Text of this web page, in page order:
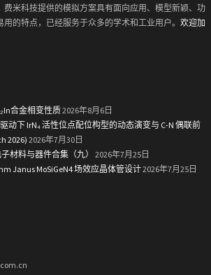
费米科技提供的模拟方案具有面向应用、模型新颖、功
的特点，已经服务于众多的学术和工业用户。 欢迎加
合金相变性质2026年8月6日
动下 IrN₄ 活性位点配位构型的动态演变与 C-N 偶联前
2026) 2026年7月30日
材料与器件合集（九）
2026年7月25日
Janus MoSiGeN4 场效应晶体管设计2026年7月25日